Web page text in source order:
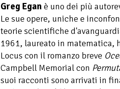
Greg Egan è uno dei più
Le sue opere, uniche e
teorie scientifiche
1961, laureato in matematica,
Locus con il romanzo breve
Campbell Memorial con
suoi racconti sono arrivati in